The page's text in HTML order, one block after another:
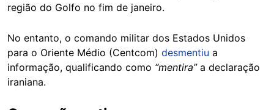
região do Golfo no fim de janeiro.
No entanto, o comando militar dos Estados Unidos
para o Oriente Médio (Centcom) desmentiu a
informação, qualificando como “mentira”a declaração
iraniana.